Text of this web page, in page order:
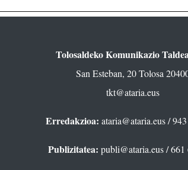
Tolosaldeko Komunikazio
San Esteban, 20 Tolosa
tkt@ataria.eus
Erredakzioa: ataria@ataria.eus/
Publizitatea: publi@ataria.eus/ 661